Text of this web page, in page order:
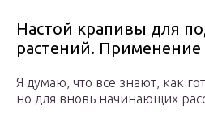
Настой крапивы для
растений. Применение
Я думаю, что все знают, как
но для вновь начинающих